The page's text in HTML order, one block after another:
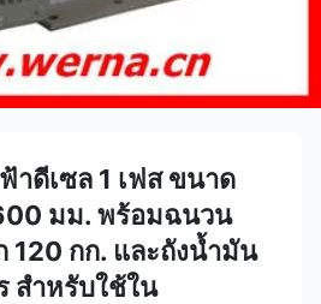
าดีเซล 1 เฟส ขนาด
มม. พร้อมฉนวน
120 กก. และถังน้ำมัน
สำหรับใช้ใน